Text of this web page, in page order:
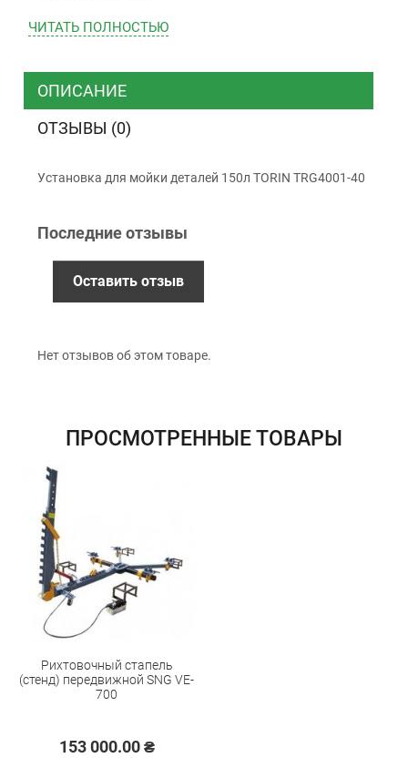
ТК “Justin”
ТК ”УкрПочта”
Наличными
Оплата картой Visa, Mastercard - LiqPay
Безналичный расчет (с НДС)
обмен / возврат товара в течение 14 дней
ЧИТАТЬ ПОЛНОСТЬЮ
ОПИСАНИЕ
ОТЗЫВЫ (0)
Установка для мойки деталей 150л TORIN TRG4001-40
Последние отзывы
Оставить отзыв
Нет отзывов об этом товаре.
ПРОСМОТРЕННЫЕ ТОВАРЫ
Рихтовочный стапель
(стенд) передвижной SNG VE-
700
153 000.00 ₴